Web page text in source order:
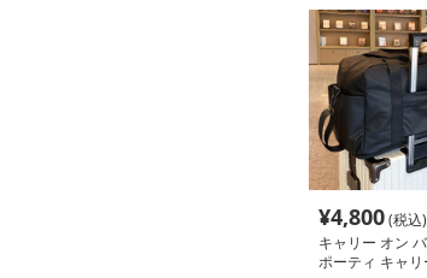
¥4,800(税込)
キャリー オン
ポーティ キャリ